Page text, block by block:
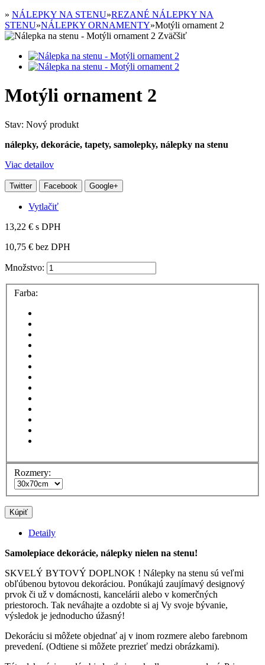
» NÁLEPKY NA STENU»REZANÉ NÁLEPKY NA
STENU»NÁLEPKY ORNAMENTY»Motýli ornament 2
Zväčšiť
Motýli ornament 2
Stav: Nový produkt
nálepky, dekorácie, tapety, samolepky, nálepky na stenu
Viac detailov
Twitter Facebook Google+
Vytlačiť
13,22 € s DPH
10,75 € bez DPH
Množstvo:
Farba:
Rozmery:
Kúpiť
Detaily
Samolepiace dekorácie, nálepky nielen na stenu!
SKVELÝ BYTOVÝ DOPLNOK ! Nálepky na stenu sú veľmi
obľúbenou bytovou dekoráciou. Ponúkajú zaujímavý designový
prvok či už v domácnosti, kancelárii alebo v komerčných
priestoroch. Tak neváhajte a ozdobte si aj Vy svoje bývanie,
výsledok je jednoducho úžasný!
Dekoráciu si môžete objednať aj v inom rozmere alebo farebnom
prevedení. (Odtiene si môžete prezrieť medzi obrázkami).